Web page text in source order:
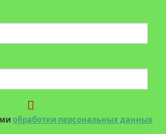
обработки персональных данных